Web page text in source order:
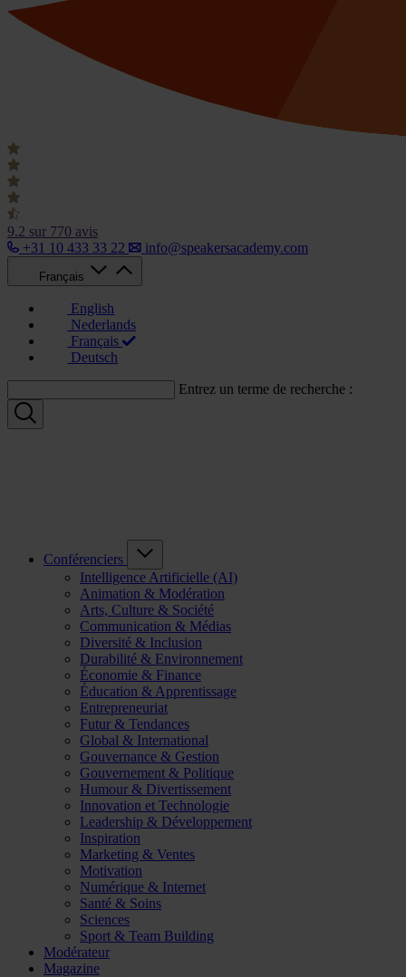
9.2 sur 770 avis
+31 10 433 33 22
info@speakersacademy.com
Français
English
Nederlands
Français
Deutsch
Entrez un terme de recherche :
Conférenciers
Intelligence Artificielle (AI)
Animation & Modération
Arts, Culture & Société
Communication & Médias
Diversité & Inclusion
Durabilité & Environnement
Économie & Finance
Éducation & Apprentissage
Entrepreneuriat
Futur & Tendances
Global & International
Gouvernance & Gestion
Gouvernement & Politique
Humour & Divertissement
Innovation et Technologie
Leadership & Développement
Inspiration
Marketing & Ventes
Motivation
Numérique & Internet
Santé & Soins
Sciences
Sport & Team Building
Modérateur
Magazine